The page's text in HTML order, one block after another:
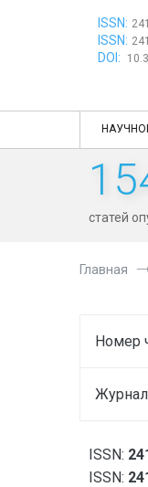
ISSN:
ISSN:
DOI:
статей
Главная
Номер
Журнал
ISSN:
ISSN: